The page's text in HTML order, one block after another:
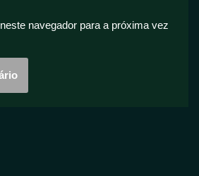
navegador para a próxima vez